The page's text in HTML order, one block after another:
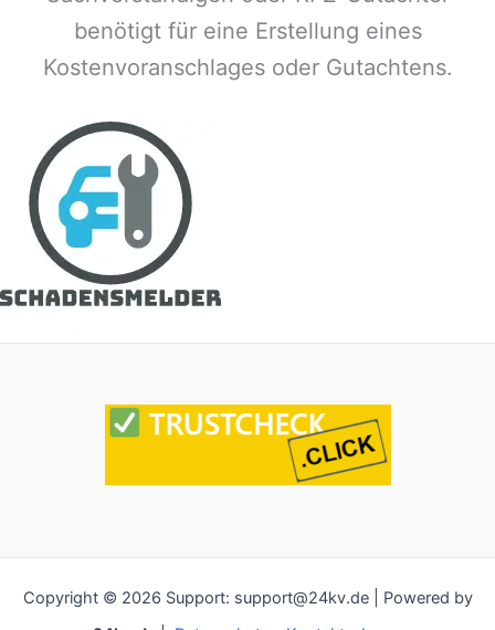
benötigt für eine Erstellung eines
Kostenvoranschlages oder Gutachtens.
Copyright © 2026 Support: support@24kv.de | Powered by